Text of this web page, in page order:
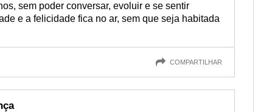
sem poder conversar, evoluir e se sentir
e a felicidade fica no ar, sem que seja habitada
COMPARTILHAR